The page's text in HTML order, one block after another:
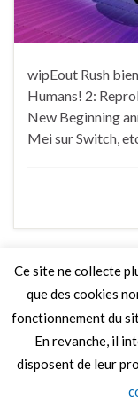
wipEout Rush
Humans! 2:
New Beginning
Mei sur Switch,
Ce site ne collecte
que des cookies
fonctionnement du
En revanche, il
disposent de leur